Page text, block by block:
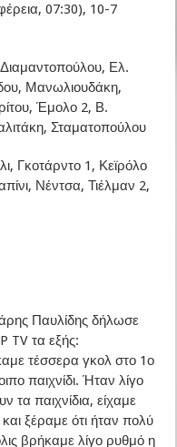
07:30), 10-7
Ελ.
Μανωλιουδάκη,
Έμολο 2, Β.
Σταματοπούλου
Γκοτάρντο 1, Κεϊρόλο
Νέντσα, Τιέλμαν 2,
Παυλίδης δήλωσε
TV τα εξής:
τέσσερα γκολ στο 1ο
παιχνίδι. Ήταν λίγο
τα παιχνίδια, είχαμε
ξέραμε ότι ήταν πολύ
βρήκαμε λίγο ρυθμό η